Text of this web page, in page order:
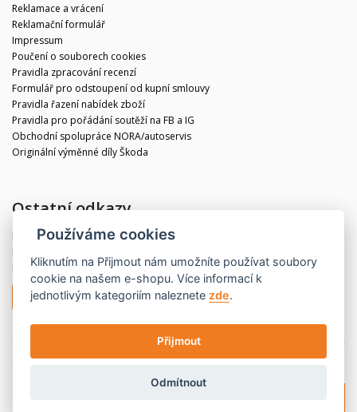
Reklamace a vrácení
Reklamační formulář
Impressum
Poučení o souborech cookies
Pravidla zpracování recenzí
Formulář pro odstoupení od kupní smlouvy
Pravidla řazení nabídek zboží
Pravidla pro pořádání soutěží na FB a IG
Obchodní spolupráce NORA/autoservis
Originální výměnné díly Škoda
Ostatní odkazy
Blog
Partneři
Odstoupit od smlouvy
Používáme cookies
Kliknutím na Přijmout nám umožníte používat soubory
cookie na našem e-shopu. Více informací k
jednotlivým kategoriím naleznete zde.
Přijmout
Odmítnout